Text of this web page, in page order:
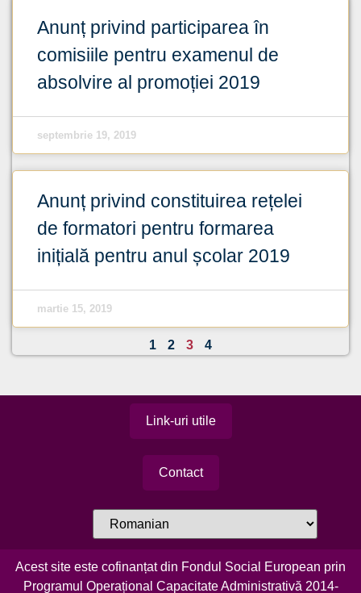
Anunț privind participarea în
comisiile pentru examenul de
absolvire al promoției 2019
septembrie 19, 2019
Anunț privind constituirea rețelei
de formatori pentru formarea
inițială pentru anul școlar 2019
martie 15, 2019
1 2 3 4
Link-uri utile
Contact
Acest site este cofinanțat din Fondul Social European prin
Programul Operațional Capacitate Administrativă 2014-